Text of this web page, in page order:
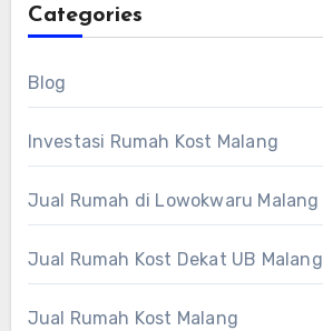
Categories
Blog
Investasi Rumah Kost Malang
Jual Rumah di Lowokwaru Malang
Jual Rumah Kost Dekat UB Malang
Jual Rumah Kost Malang